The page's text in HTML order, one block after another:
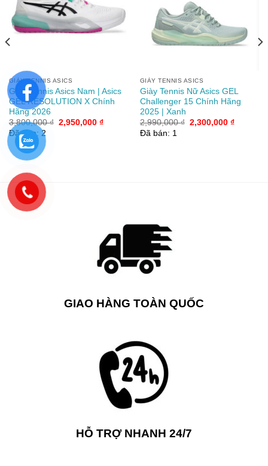
wishlist
GIÀY TENNIS ASICS
Giày Tennis Asics Nam | Asics
GEL RESOLUTION X Chính
Hãng 2026
3,800,000₫ Giá
2,950,000 ₫Giá
Đã bán: 2
GIÀY TENNIS ASICS
Giày Tennis Nữ Asics GEL
Challenger 15 Chính Hãng
2025 | Xanh
2,990,000₫ Giá
2,300,000 ₫Giá
Đã bán: 1
GIAO HÀNG TOÀN QUỐC
HỖ TRỢ NHANH 24/7